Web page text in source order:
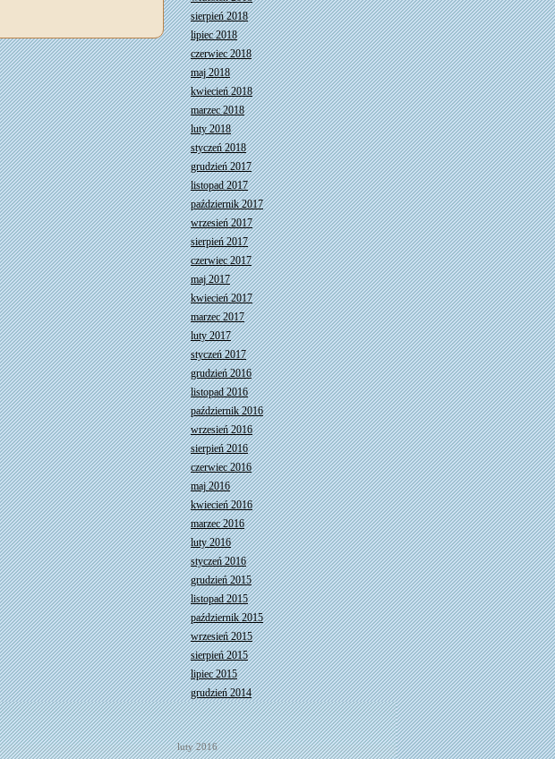
sierpień 2018
lipiec 2018
czerwiec 2018
maj 2018
kwiecień 2018
marzec 2018
luty 2018
styczeń 2018
grudzień 2017
listopad 2017
październik 2017
wrzesień 2017
sierpień 2017
czerwiec 2017
maj 2017
kwiecień 2017
marzec 2017
luty 2017
styczeń 2017
grudzień 2016
listopad 2016
październik 2016
wrzesień 2016
sierpień 2016
czerwiec 2016
maj 2016
kwiecień 2016
marzec 2016
luty 2016
styczeń 2016
grudzień 2015
listopad 2015
październik 2015
wrzesień 2015
sierpień 2015
lipiec 2015
grudzień 2014
luty 2016